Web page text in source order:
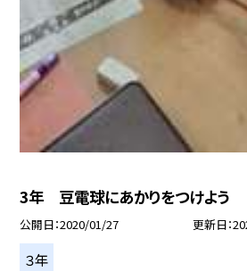
3年 豆電球にあかりをつけよう
公開日 2020/01/27 更新日
３年